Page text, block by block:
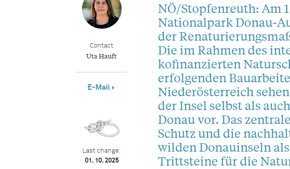
NÖ/Stopfenreuth: Am
Nationalpark Donau-
der
Die im Rahmen des
kofinanzierten
erfolgenden
Niederösterreich
der Insel selbst als
Donau vor. Das
Schutz und die
wilden Donauinseln
Trittsteine für die
Contact
Uta Hauft
E-Mail
Last change:
01. 10. 2025